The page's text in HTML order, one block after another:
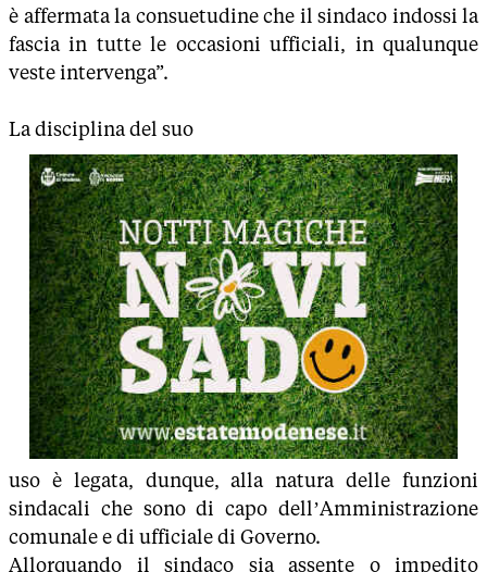
è affermata la consuetudine che il sindaco indossi la
fascia in tutte le occasioni ufficiali, in qualunque
veste intervenga”.
La disciplina del suo
uso è legata, dunque, alla natura delle funzioni
sindacali che sono di capo dell’Amministrazione
comunale e di ufficiale di Governo.
Allorquando il sindaco sia assente o impedito